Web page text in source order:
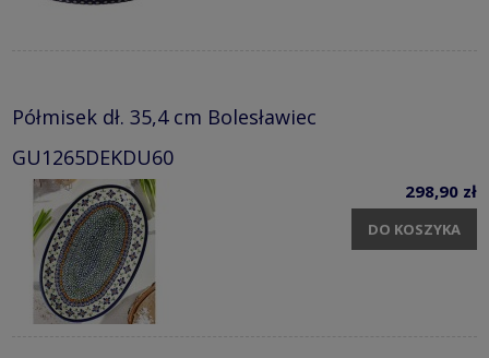
Półmisek dł. 35,4 cm Bolesławiec
GU1265DEKDU60
298,90 zł
DO KOSZYKA